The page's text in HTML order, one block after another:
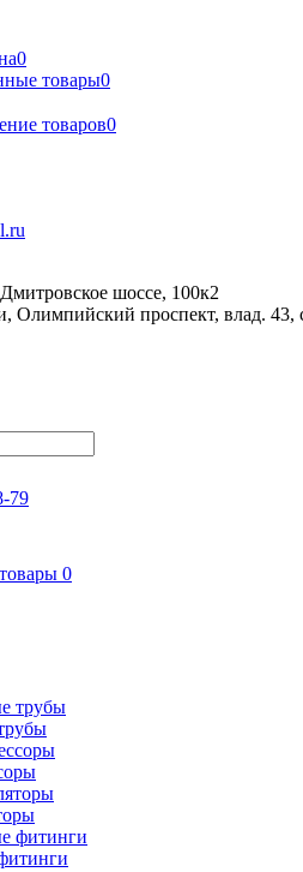
0
товары0
товаров0
шоссе, 100к2
проспект, влад. 43,
79
0